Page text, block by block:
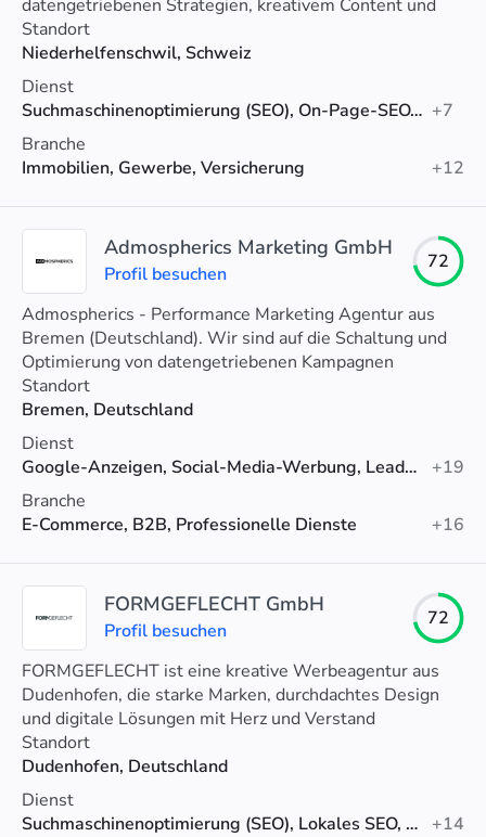
datengetriebenen Strategien, kreativem Content und
technischer Exzellenz steigern wir Sichtbarkeit und
Umsatz.
Standort
Niederhelfenschwil, Schweiz
Dienst
Suchmaschinenoptimierung (SEO), On-Page-SEO, Linkaufbau +7
Branche
Immobilien, Gewerbe, Versicherung
+12
Admospherics Marketing GmbH
Profil besuchen
72
Admospherics - Performance Marketing Agentur aus
Bremen (Deutschland). Wir sind auf die Schaltung und
Optimierung von datengetriebenen Kampagnen
spezialisiert: Von Google Ads bis TikTok.
Standort
Bremen, Deutschland
Dienst
Google-Anzeigen, Social-Media-Werbung, Lead-Generierung
+19
Branche
E-Commerce, B2B, Professionelle Dienste
+16
FORMGEFLECHT GmbH
Profil besuchen
72
FORMGEFLECHT ist eine kreative Werbeagentur aus
Dudenhofen, die starke Marken, durchdachtes Design
und digitale Lösungen mit Herz und Verstand
entwickelt.
Standort
Dudenhofen, Deutschland
Dienst
Suchmaschinenoptimierung (SEO), Lokales SEO, Technisches SEO
+14